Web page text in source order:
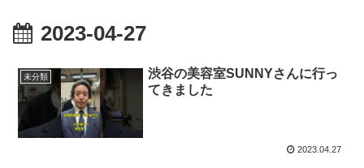
2023-04-27
未分類
渋谷の美容室SUNNYさんに行っ
てきました
2023.04.27